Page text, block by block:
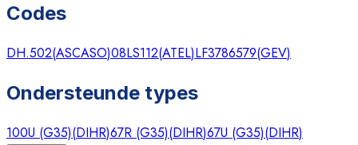
Codes
DH.502(ASCASO)08LS112(ATEL)LF3786579(GEV)
Ondersteunde types
100U (G35)(DIHR)67R (G35)(DIHR)67U (G35)(DIHR)